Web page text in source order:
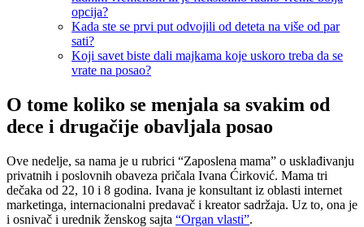
opcija?
Kada ste se prvi put odvojili od deteta na više od par
sati?
Koji savet biste dali majkama koje uskoro treba da se
vrate na posao?
O tome koliko se menjala sa svakim od
dece i drugačije obavljala posao
Ove nedelje, sa nama je u rubrici “Zaposlena mama” o usklađivanju
privatnih i poslovnih obaveza pričala Ivana Ćirković. Mama tri
dečaka od 22, 10 i 8 godina. Ivana je konsultant iz oblasti internet
marketinga, internacionalni predavač i kreator sadržaja. Uz to, ona je
i osnivač i urednik ženskog sajta “Organ vlasti”.